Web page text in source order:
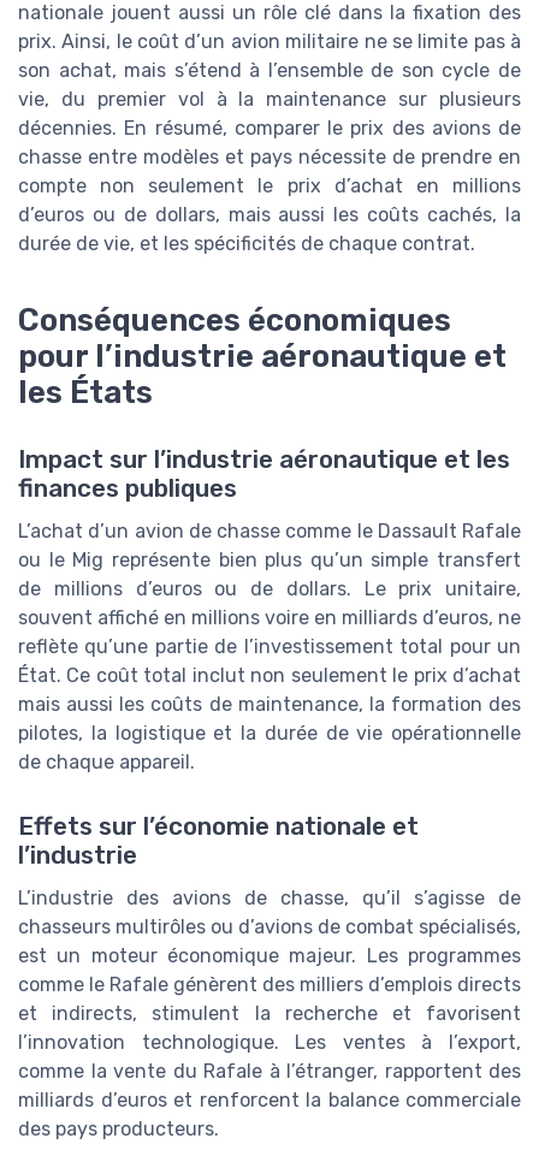
nationale jouent aussi un rôle clé dans la fixation des
prix. Ainsi, le coût d’un avion militaire ne se limite pas à
son achat, mais s’étend à l’ensemble de son cycle de
vie, du premier vol à la maintenance sur plusieurs
décennies. En résumé, comparer le prix des avions de
chasse entre modèles et pays nécessite de prendre en
compte non seulement le prix d’achat en millions
d’euros ou de dollars, mais aussi les coûts cachés, la
durée de vie, et les spécificités de chaque contrat.
Conséquences économiques
pour l’industrie aéronautique et
les États
Impact sur l’industrie aéronautique et les
finances publiques
L’achat d’un avion de chasse comme le Dassault Rafale
ou le Mig représente bien plus qu’un simple transfert
de millions d’euros ou de dollars. Le prix unitaire,
souvent affiché en millions voire en milliards d’euros, ne
reflète qu’une partie de l’investissement total pour un
État. Ce coût total inclut non seulement le prix d’achat
mais aussi les coûts de maintenance, la formation des
pilotes, la logistique et la durée de vie opérationnelle
de chaque appareil.
Effets sur l’économie nationale et
l’industrie
L’industrie des avions de chasse, qu’il s’agisse de
chasseurs multirôles ou d’avions de combat spécialisés,
est un moteur économique majeur. Les programmes
comme le Rafale génèrent des milliers d’emplois directs
et indirects, stimulent la recherche et favorisent
l’innovation technologique. Les ventes à l’export,
comme la vente du Rafale à l’étranger, rapportent des
milliards d’euros et renforcent la balance commerciale
des pays producteurs.